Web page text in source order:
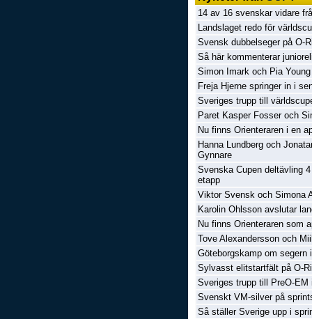
14 av 16 svenskar vidare
Landslaget redo för
Svensk dubbelseger på O-
Så här kommenterar
Simon Imark och Pia
Freja Hjerne springer in i
Sveriges trupp till
Paret Kasper Fosser och
Nu finns Orienteraren i en
Hanna Lundberg och
Gynnare
Svenska Cupen deltävling
etapp
Viktor Svensk och Simona
Karolin Ohlsson avslutar
Nu finns Orienteraren som
Tove Alexandersson och
Göteborgskamp om segern
Sylvasst elitstartfält på O-
Sveriges trupp till PreO-EM
Svenskt VM-silver på
Så ställer Sverige upp i